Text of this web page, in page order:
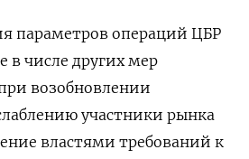
параметров операций ЦБР
в числе других мер
возобновлении
участники рынка
властями требований к